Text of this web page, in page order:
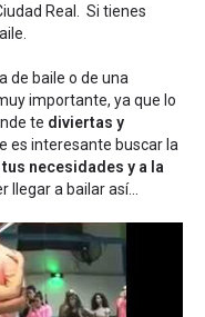
Real. Si tienes
.
de baile o de una
importante, ya que lo
te diviertas y
es interesante buscar la
necesidades y a la
llegar a bailar así...